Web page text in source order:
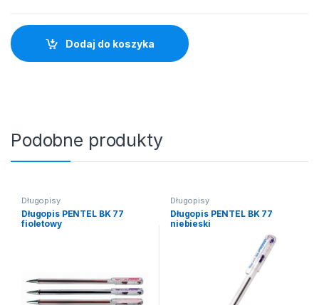
Dodaj do koszyka
Podobne produkty
Długopisy
Długopis PENTEL BK 77
fioletowy
Długopisy
Długopis PENTEL BK 77
niebieski